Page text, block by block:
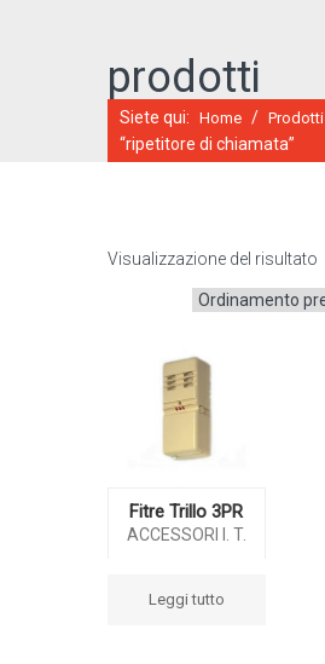
CATALOGO ONLINE
prodotti
Siete qui: Home / Prodotti
“ripetitore di chiamata”
Visualizzazione del risultato
Fitre Trillo 3PR
ACCESSORI I. T.
Leggi tutto